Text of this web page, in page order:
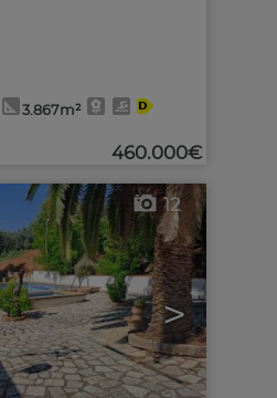
3.867m²
460.000€
>
12